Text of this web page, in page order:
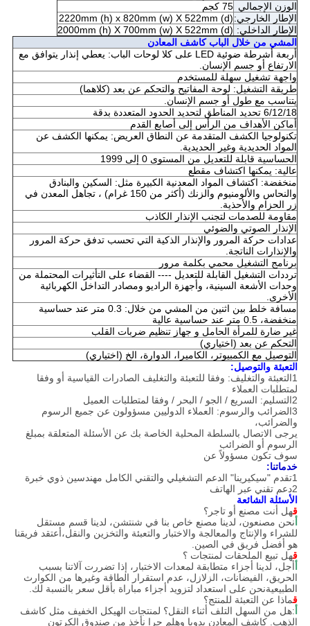
الوزن الإجمالي 75 كجم
الإطار الخارجي:2220mm (h) x 820mm (w) X 522mm (d)
الإطار الداخلي: 2000mm (h) X 700mm (w) X 522mm (d)
المشي من خلال الباب كاشف المعادن
أربعة أشرطة ضوئية LED على كلا لوحات الباب: يعطي إنذار يتوافق مع
الارتفاع أو جسم الإنسان.
واجهة تشغيل سهلة للمستخدم
طريقة التشغيل: لوحة المفاتيح والتحكم عن بعد (كلاهما)
يتناسب مع طول أو جسم الإنسان.
6/12/18 تحديد المناطق لتحديد الحدود المتعددة بدقة
أماكن الأهداف من الرأس إلى أصابع القدم
تكنولوجيا الكشف المتقدمة عن النطاق العريض: يمكنها الكشف عن
المواد الحديدية وغير الحديدية.
الحساسية قابلة للتعديل من المستوى 0 إلى 1999
عالية: يمكنها اكتشاف مقطع
منخفضة: اكتشاف المواد المعدنية الكبيرة مثل: السكين والبنادق
والنحاس والألومنيوم والزنك (أكثر من 150 غرام) ، تجاهل المعدن في
زر الحزام والأحذية.
مقاومة للصدمات لتجنب الإنذار الكاذب
الإنذار الصوتي والضوئي
عدادات حركة المرور والإنذار الذكية التي تحسب تدفق حركة المرور
والإنذارات الناتجة.
برنامج التشغيل محمي بكلمة مرور
ترددات التشغيل القابلة للتعديل ---- القضاء على التأثيرات المحتملة من
وحدات الأشعة السينية، وأجهزة الراديو ومصادر التداخل الكهربائية
الأخرى.
مسافة خلط بين اثنين من المشي من خلال: 0.3 متر عند حساسية
منخفضة، 0.5 متر عند حساسية عالية
غير ضارة للمرأة الحامل و جهاز تنظيم ضربات القلب
التحكم عن بعد (اختياري)
التوصيل مع الكمبيوتر، الكاميرا، الدوارة، الخ (اختياري)
التعبئة والتوصيل:
1التعبئة والتغليف: وفقا للتعبئة والتغليف الصادرات القياسية أو وفقا
لمتطلبات العملاء
2التسليم: السريع / الجو / البحر / وفقا لمتطلبات العميل
3الضرائب والرسوم: العملاء الدوليين مسؤولون عن جميع الرسوم
والضرائب،
يرجى الاتصال بالسلطة المحلية الخاصة بك عن الأسئلة المتعلقة بمبلغ
الرسوم أو الضرائب
سوف تكون مسؤولاً عن
خدماتنا:
1تقدم "سيكيرينا" الدعم التشغيلي والتقني الكامل
مهندسين ذوي خبرة
2دعم تقني عبر الهاتف
الأسئلة الشائعة
قهل أنت مصنع أو تاجر؟
نحن مصنعون، لدينا مصنع خاص بنا في شنتشن، لدينا قسم مستقل
للشراء والإنتاج والمعالجة والاختبار والتعبئة والتخزين والنقل،أعتقد فريقنا
هو أفضل فريق في الصين.
قهل تبيع الملحقات لمنتجات ؟
أجل، لدينا أجزاء متطابقة لمعدات الاختبار، إذا تضررت آلاتنا بسبب
الحريق، الفيضانات، الزلازل، عدم استقرار الطاقة وغيرها من الكوارث
الطبيعيةنحن على استعداد لتزويد أجزاء مباراة بأقل سعر بالنسبة لك.
قماذا عن التعبئة للمنتج؟
:هل من السهل التلف أثناء النقل؟ لمنتجات الهيكل الخفيف مثل كاشف
الذهب. كاشف المعادن يدويا وهلم جرا نأخذ من صندوق الكرتون